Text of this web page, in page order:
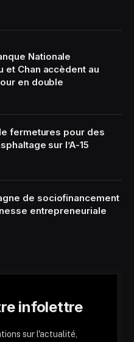
Nationale
et Chan accèdent au
en double
fermetures pour des
sur l’A-15
de sociofinancement
entrepreneuriale
infolettre
sur l'actualité,